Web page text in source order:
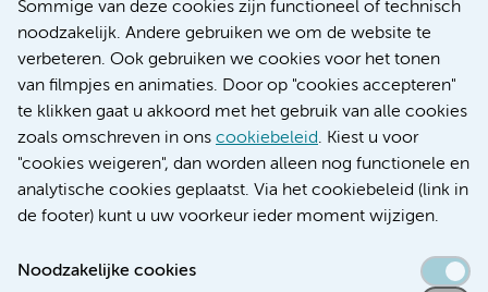
Sommige van deze cookies zijn functioneel of technisch
noodzakelijk. Andere gebruiken we om de website te
verbeteren. Ook gebruiken we cookies voor het tonen
van filmpjes en animaties. Door op "cookies accepteren"
te klikken gaat u akkoord met het gebruik van alle cookies
zoals omschreven in ons cookiebeleid. Kiest u voor
"cookies weigeren", dan worden alleen nog functionele en
analytische cookies geplaatst. Via het cookiebeleid (link in
de footer) kunt u uw voorkeur ieder moment wijzigen.
Noodzakelijke cookies
Research
Educatie locatie AMC
Educatie locatie VUmc
Verwijzen & diagnostiek